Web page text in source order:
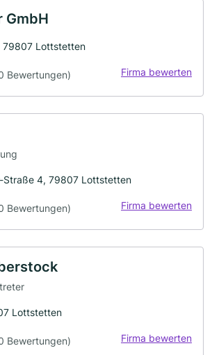
GmbH
79807 Lottstetten
Bewertungen) Firma bewerten
Straße 4, 79807 Lottstetten
Bewertungen) Firma bewerten
Lottstetten
Bewertungen) Firma bewerten